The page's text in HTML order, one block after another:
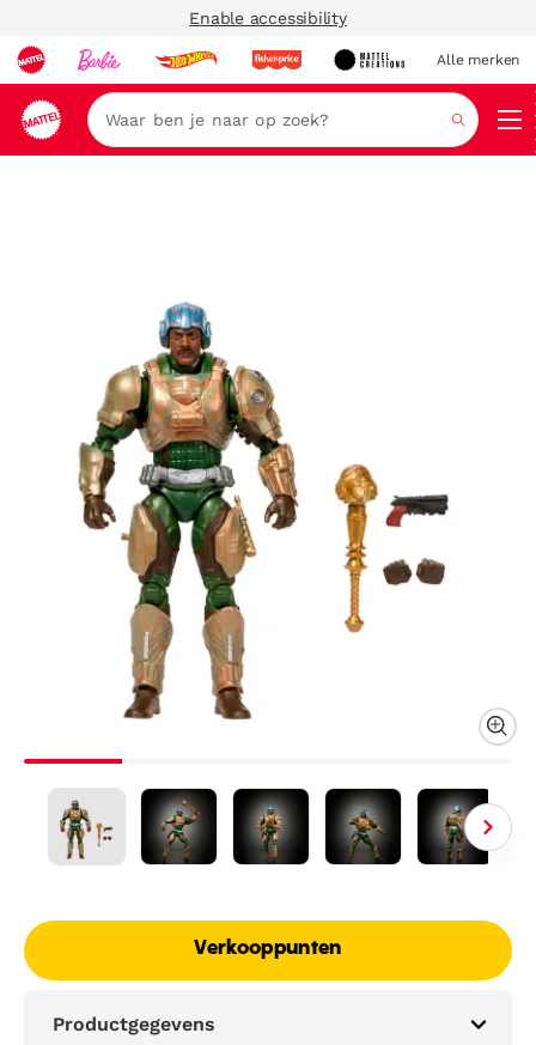
Enable accessibility
Alle merken
Zoeken
Verkooppunten
Productgegevens